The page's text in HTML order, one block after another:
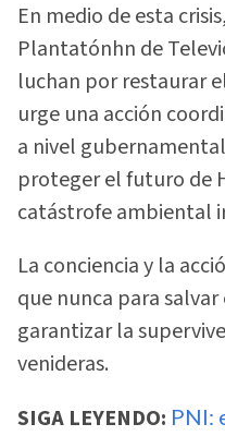
En medio de esta
Plantatónhn de
luchan por restaurar
urge una acción
a nivel
proteger el futuro de
catástrofe ambiental
La conciencia y la
que nunca para
garantizar la
venideras.
SIGA LEYENDO: PNI: